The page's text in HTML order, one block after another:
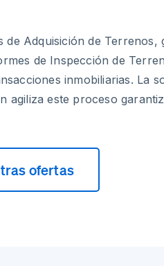
de Adquisición de Terrenos,
de Inspección de
inmobiliarias. La
agiliza este proceso
ofertas